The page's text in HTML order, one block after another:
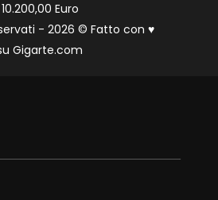
10.200,00 Euro
- 2026 © Fatto con ♥
Gigarte.com